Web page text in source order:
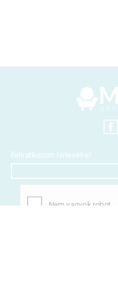
Feliratkozom hírlevélre!